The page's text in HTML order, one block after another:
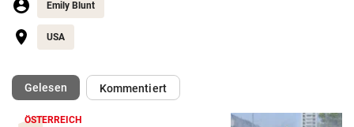
Emily Blunt
USA
Gelesen(ausgewählt)Kommentiert
ÖSTERREICH